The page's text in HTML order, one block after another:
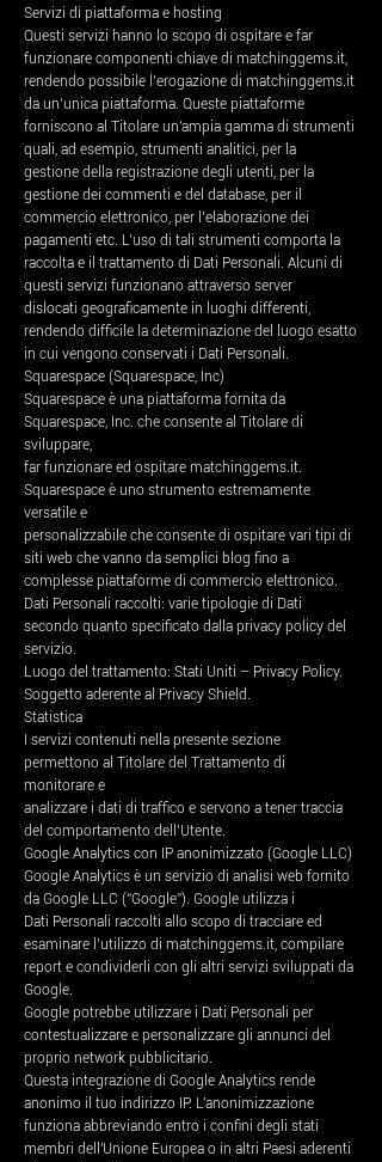
Servizi di piattaforma e hosting
Questi servizi hanno lo scopo di ospitare e far
funzionare componenti chiave di matchinggems.it,
rendendo possibile l’erogazione di matchinggems.it
da un’unica piattaforma. Queste piattaforme
forniscono al Titolare un'ampia gamma di strumenti
quali, ad esempio, strumenti analitici, per la
gestione della registrazione degli utenti, per la
gestione dei commenti e del database, per il
commercio elettronico, per l’elaborazione dei
pagamenti etc. L’uso di tali strumenti comporta la
raccolta e il trattamento di Dati Personali. Alcuni di
questi servizi funzionano attraverso server
dislocati geograficamente in luoghi differenti,
rendendo difficile la determinazione del luogo esatto
in cui vengono conservati i Dati Personali.
Squarespace (Squarespace, Inc)
Squarespace è una piattaforma fornita da
Squarespace, Inc. che consente al Titolare di
sviluppare,
far funzionare ed ospitare matchinggems.it.
Squarespace è uno strumento estremamente
versatile e
personalizzabile che consente di ospitare vari tipi di
siti web che vanno da semplici blog fino a
complesse piattaforme di commercio elettronico.
Dati Personali raccolti: varie tipologie di Dati
secondo quanto specificato dalla privacy policy del
servizio.
Luogo del trattamento: Stati Uniti – Privacy Policy.
Soggetto aderente al Privacy Shield.
Statistica
I servizi contenuti nella presente sezione
permettono al Titolare del Trattamento di
monitorare e
analizzare i dati di traffico e servono a tener traccia
del comportamento dell’Utente.
Google Analytics con IP anonimizzato (Google LLC)
Google Analytics è un servizio di analisi web fornito
da Google LLC (“Google”). Google utilizza i
Dati Personali raccolti allo scopo di tracciare ed
esaminare l’utilizzo di matchinggems.it, compilare
report e condividerli con gli altri servizi sviluppati da
Google.
Google potrebbe utilizzare i Dati Personali per
contestualizzare e personalizzare gli annunci del
proprio network pubblicitario.
Questa integrazione di Google Analytics rende
anonimo il tuo indirizzo IP. L'anonimizzazione
funziona abbreviando entro i confini degli stati
membri dell'Unione Europea o in altri Paesi aderenti